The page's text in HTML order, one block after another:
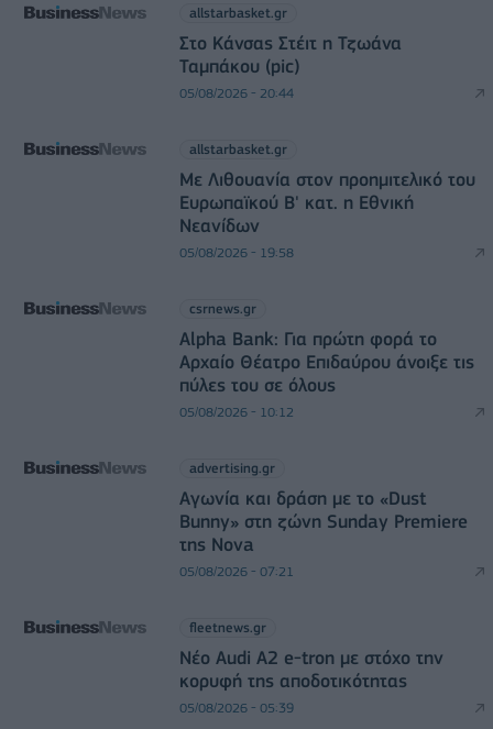
allstarbasket.gr
Στο Κάνσας Στέιτ η Τζωάνα
Ταμπάκου (pic)
05/08/2026 - 20:44
allstarbasket.gr
Με Λιθουανία στον προημιτελικό του
Ευρωπαϊκού Β' κατ. η Εθνική
Νεανίδων
05/08/2026 - 19:58
csrnews.gr
Alpha Bank: Για πρώτη φορά το
Αρχαίο Θέατρο Επιδαύρου άνοιξε τις
πύλες του σε όλους
05/08/2026 - 10:12
advertising.gr
Αγωνία και δράση με το «Dust
Bunny» στη ζώνη Sunday Premiere
της Nova
05/08/2026 - 07:21
fleetnews.gr
Νέο Audi A2 e-tron με στόχο την
κορυφή της αποδοτικότητας
05/08/2026 - 05:39